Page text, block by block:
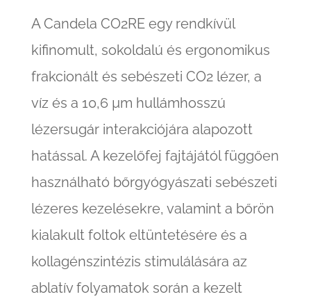
A Candela CO2RE egy rendkívül
kifinomult, sokoldalú és ergonomikus
frakcionált és sebészeti CO2 lézer, a
víz és a 10,6 µm hullámhosszú
lézersugár interakciójára alapozott
hatással. A kezelőfej fajtájától függően
használható bőrgyógyászati sebészeti
lézeres kezelésekre, valamint a bőrön
kialakult foltok eltüntetésére és a
kollagénszintézis stimulálására az
ablatív folyamatok során a kezelt